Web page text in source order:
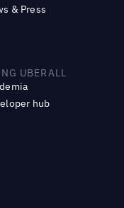
& Press
UBERALL
hub